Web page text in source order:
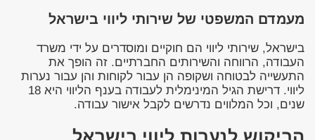
מעמדם המשפטי של שירותי ליווי בישראל
בישראל, שירותי ליווי הם חוקיים ומוסדרים על ידי משרד
העבודה, הרווחה והשירותים החברתיים. זה הופך את
התעשייה לבטוחה ושקופה הן עבור לקוחות והן עבור נערות
ליווי. דרישת הגיל המינימלית לעבודה בענף הליווי היא 18
שנים, וכל המלווים נדרשים לקבל אישור עבודה.